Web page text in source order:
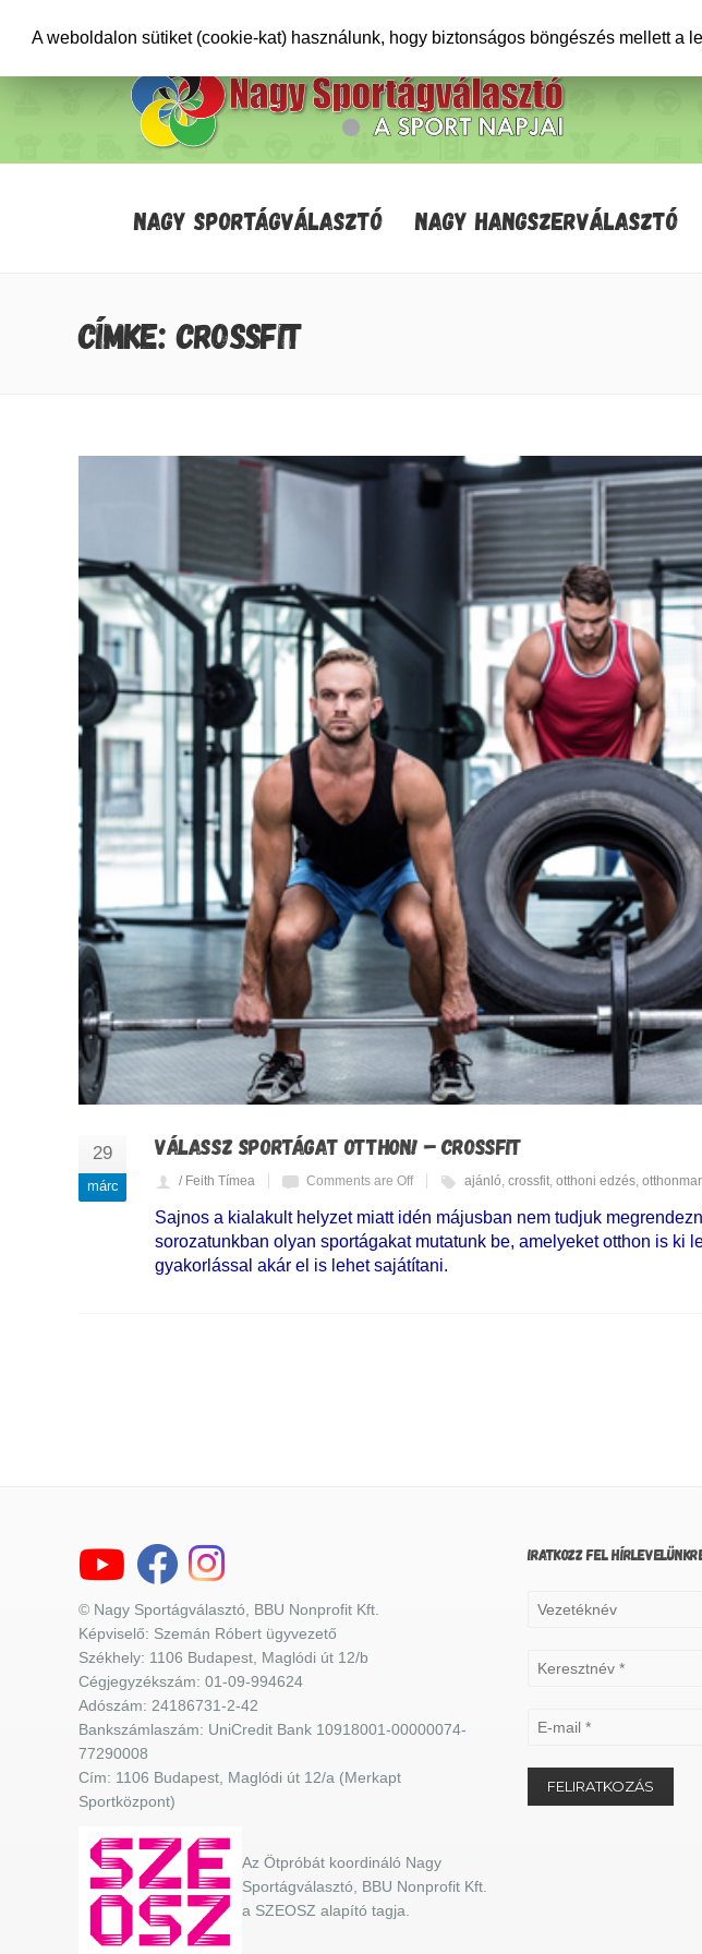
NAGY SPORTÁGVÁLASZTÓ NAGY HANGSZERVÁLASZTÓ
CÍMKE: CROSSFIT
29
márc
VÁLASSZ SPORTÁGAT OTTHON! – CROSSFIT
/ Feith Tímea Comments are Off ajánló, crossfit, otthoni edzés,
Sajnos a kialakult helyzet miatt idén májusban nem tudjuk
sorozatunkban olyan sportágakat mutatunk be, amelyeket otthon is ki
gyakorlással akár el is lehet sajátítani.
© Nagy Sportágválasztó, BBU Nonprofit Kft.
Képviselő: Szemán Róbert ügyvezető
Székhely: 1106 Budapest, Maglódi út 12/b
Cégjegyzékszám: 01-09-994624
Adószám: 24186731-2-42
Bankszámlaszám: UniCredit Bank 10918001-00000074-
77290008
Cím: 1106 Budapest, Maglódi út 12/a (Merkapt
Sportközpont)
Az Ötpróbát koordináló Nagy
Sportágválasztó, BBU Nonprofit Kft.
a SZEOSZ alapító tagja.
IRATKOZZ FEL
A weboldalon sütiket (cookie-kat) használunk, hogy biztonságos böngészés mellett a